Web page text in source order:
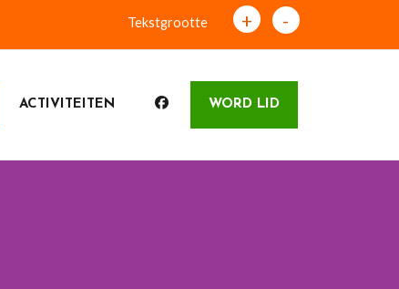
Tekstgrootte + -
ACTIVITEITEN WORD LID